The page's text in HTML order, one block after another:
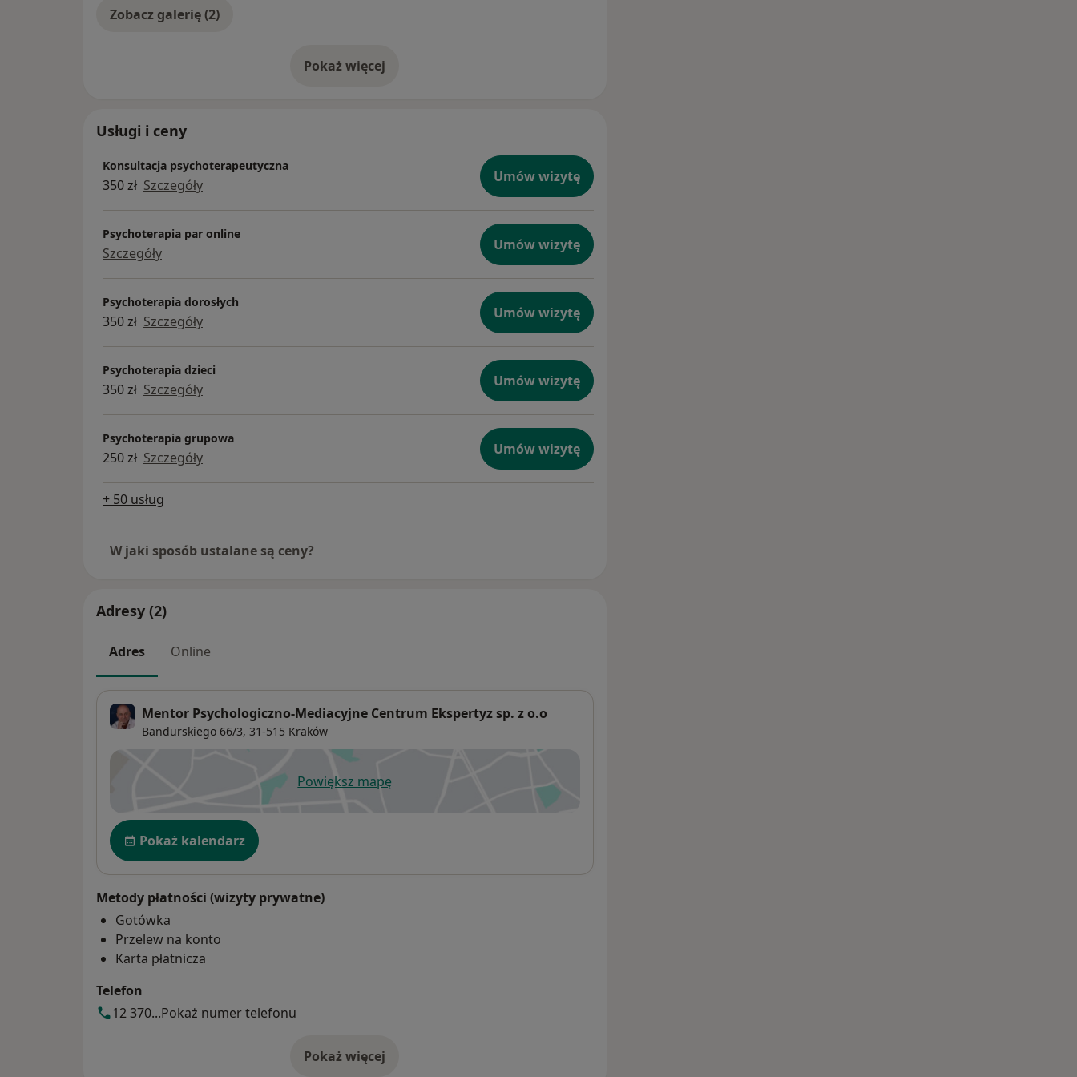
Zobacz galerię (2)
Pokaż więcejo doświadczeniu
Usługi i ceny
Konsultacja psychoterapeutyczna
350 zł Szczegóły Umów wizytę
Psychoterapia par online
Szczegóły Umów wizytę
Psychoterapia dorosłych
350 zł Szczegóły Umów wizytę
Psychoterapia dzieci
350 zł Szczegóły Umów wizytę
Psychoterapia grupowa
250 zł Szczegóły Umów wizytę
+ 50 usług
W jaki sposób ustalane są ceny?
Adresy (2)
Adres Online
Mentor Psychologiczno-Mediacyjne Centrum Ekspertyz sp. z o.o
Bandurskiego 66/3, 31-515 Kraków
Powiększ mapęotwiera się w nowej karcie
Dostępność
Pokaż kalendarz
Metody płatności (wizyty prywatne)
Gotówka
Przelew na konto
Karta płatnicza
Telefon
12 370...Pokaż numer telefonu
Pokaż więcej
o adresie